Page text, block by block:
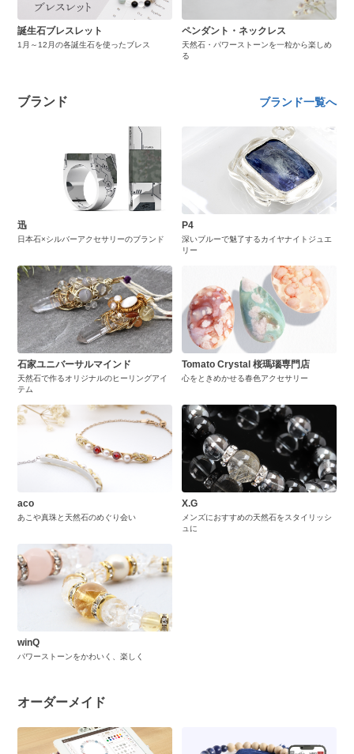
誕生石ブレスレット
1月～12月の各誕生石を使ったブレス
ペンダント・ネックレス
天然石・パワーストーンを一粒から楽しめ
る
ブランド ブランド一覧へ
迅
日本石×シルバーアクセサリーのブランド
P4
深いブルーで魅了するカイヤナイトジュエ
リー
石家ユニバーサルマインド
天然石で作るオリジナルのヒーリングアイ
テム
Tomato Crystal 桜瑪瑙専門店
心をときめかせる春色アクセサリー
aco
あこや真珠と天然石のめぐり会い
X.G
メンズにおすすめの天然石をスタイリッシ
ュに
winQ
パワーストーンをかわいく、楽しく
オーダーメイド